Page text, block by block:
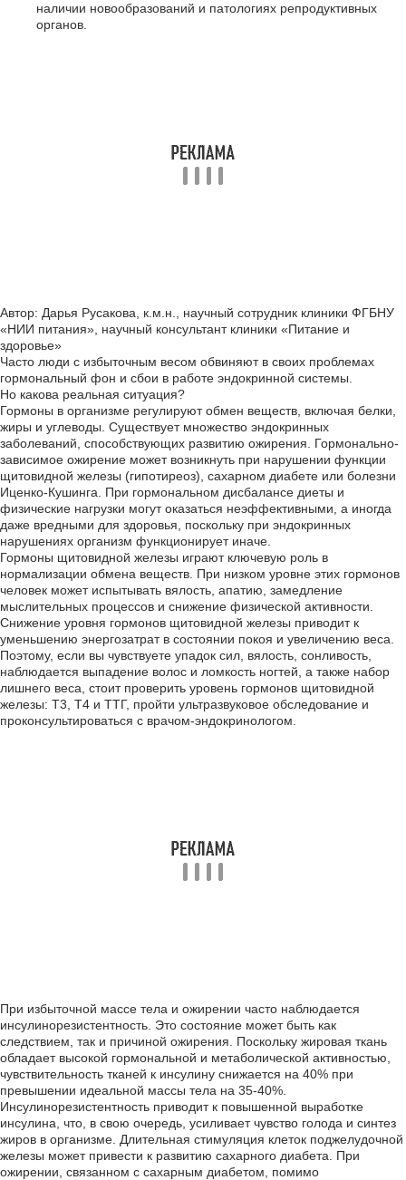
наличии новообразований и патологиях репродуктивных
органов.
Автор: Дарья Русакова, к.м.н., научный сотрудник клиники ФГБНУ
«НИИ питания», научный консультант клиники «Питание и
здоровье»
Часто люди с избыточным весом обвиняют в своих проблемах
гормональный фон и сбои в работе эндокринной системы.
Но какова реальная ситуация?
Гормоны в организме регулируют обмен веществ, включая белки,
жиры и углеводы. Существует множество эндокринных
заболеваний, способствующих развитию ожирения. Гормонально-
зависимое ожирение может возникнуть при нарушении функции
щитовидной железы (гипотиреоз), сахарном диабете или болезни
Иценко-Кушинга. При гормональном дисбалансе диеты и
физические нагрузки могут оказаться неэффективными, а иногда
даже вредными для здоровья, поскольку при эндокринных
нарушениях организм функционирует иначе.
Гормоны щитовидной железы играют ключевую роль в
нормализации обмена веществ. При низком уровне этих гормонов
человек может испытывать вялость, апатию, замедление
мыслительных процессов и снижение физической активности.
Снижение уровня гормонов щитовидной железы приводит к
уменьшению энергозатрат в состоянии покоя и увеличению веса.
Поэтому, если вы чувствуете упадок сил, вялость, сонливость,
наблюдается выпадение волос и ломкость ногтей, а также набор
лишнего веса, стоит проверить уровень гормонов щитовидной
железы: Т3, Т4 и ТТГ, пройти ультразвуковое обследование и
проконсультироваться с врачом-эндокринологом.
При избыточной массе тела и ожирении часто наблюдается
инсулинорезистентность. Это состояние может быть как
следствием, так и причиной ожирения. Поскольку жировая ткань
обладает высокой гормональной и метаболической активностью,
чувствительность тканей к инсулину снижается на 40% при
превышении идеальной массы тела на 35-40%.
Инсулинорезистентность приводит к повышенной выработке
инсулина, что, в свою очередь, усиливает чувство голода и синтез
жиров в организме. Длительная стимуляция клеток поджелудочной
железы может привести к развитию сахарного диабета. При
ожирении, связанном с сахарным диабетом, помимо